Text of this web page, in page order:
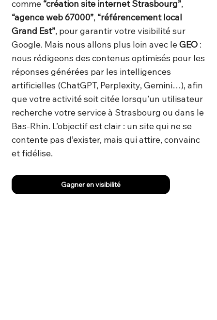
comme “création site internet Strasbourg”,
“agence web 67000”, “référencement local
Grand Est”, pour garantir votre visibilité sur
Google. Mais nous allons plus loin avec leGEO :
nous rédigeons des contenus optimisés pour les
réponses générées par les intelligences
artificielles (ChatGPT, Perplexity, Gemini…), afin
que votre activité soit citée lorsqu’un utilisateur
recherche votre service à Strasbourg ou dans le
Bas-Rhin. L’objectif est clair : un site qui ne se
contente pas d’exister, mais qui attire, convainc
et fidélise.
Gagner en visibilité